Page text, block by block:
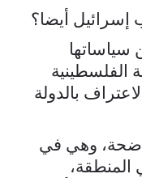
أيضا؟
سياساتها
الفلسطينية
حدود عام 1967 والاعتراف بالدولة
واضحة، وهي في
المنطقة،